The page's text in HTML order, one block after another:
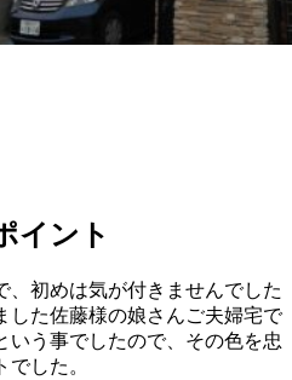
イント
、初めは気が付きませんでした
した佐藤様の娘さんご夫婦宅で
いう事でしたので、その色を忠
した。